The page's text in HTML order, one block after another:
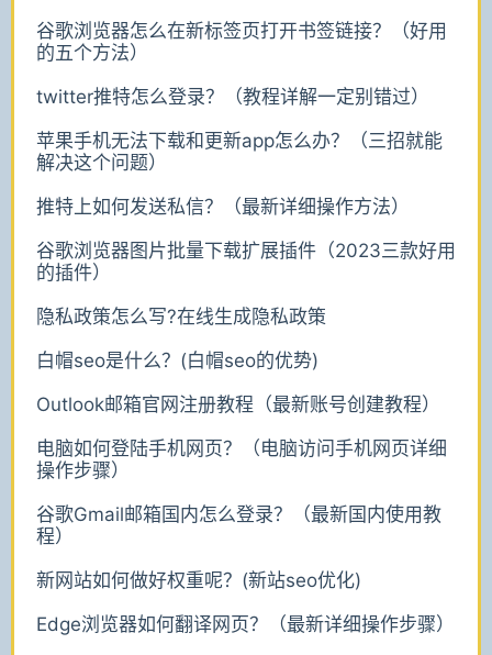
谷歌浏览器怎么在新标签页打开书签链接？（好用
的五个方法）
twitter推特怎么登录？（教程详解一定别错过）
苹果手机无法下载和更新app怎么办？（三招就能
解决这个问题）
推特上如何发送私信？（最新详细操作方法）
谷歌浏览器图片批量下载扩展插件（2023三款好用
的插件）
隐私政策怎么写?在线生成隐私政策
白帽seo是什么？(白帽seo的优势)
Outlook邮箱官网注册教程（最新账号创建教程）
电脑如何登陆手机网页？（电脑访问手机网页详细
操作步骤）
谷歌Gmail邮箱国内怎么登录？（最新国内使用教
程）
新网站如何做好权重呢？(新站seo优化)
Edge浏览器如何翻译网页？（最新详细操作步骤）